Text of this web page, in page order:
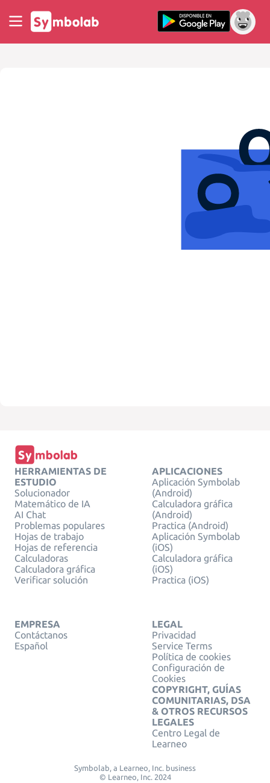
HERRAMIENTAS DE
ESTUDIO
Solucionador
Matemático de IA
AI Chat
Problemas populares
Hojas de trabajo
Hojas de referencia
Calculadoras
Calculadora gráfica
Verificar solución
APLICACIONES
Aplicación Symbolab
(Android)
Calculadora gráfica
(Android)
Practica (Android)
Aplicación Symbolab
(iOS)
Calculadora gráfica
(iOS)
Practica (iOS)
EMPRESA
Contáctanos
Español
LEGAL
Privacidad
Service Terms
Política de cookies
Configuración de
Cookies
COPYRIGHT, GUÍAS
COMUNITARIAS, DSA
& OTROS RECURSOS
LEGALES
Centro Legal de
Learneo
Symbolab, a Learneo, Inc. business
© Learneo, Inc. 2024